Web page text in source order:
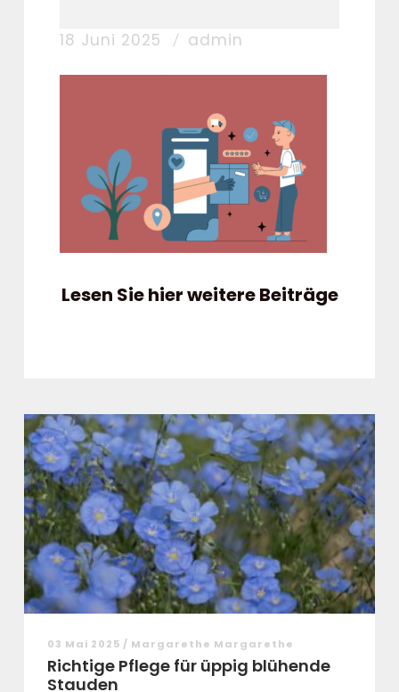
18 Juni 2025 admin
Lesen Sie hier weitere Beiträge
03 Mai 2025 / Margarethe Margarethe
Richtige Pflege für üppig blühende
Stauden